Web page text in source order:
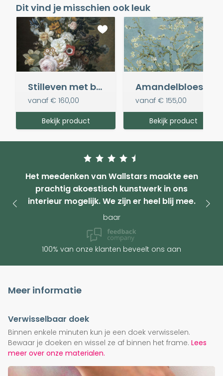
Dit vind je misschien ook leuk
Stilleven met bloemen, Eelke Jelles Eelkema
vanaf € 160,00
Bekijk product
vanaf € 155,00
Bekijk product
Het meedenken van Wallstars maakte een
prachtig akoestisch kunstwerk in ons
interieur mogelijk. We zijn er heel blij mee.
baar
100% van onze klanten beveelt ons aan
Meer informatie
Verwisselbaar doek
Binnen enkele minuten kun je een doek verwisselen.
Bewaar je doeken en wissel ze af binnen het frame. Lees
meer over onze materialen.